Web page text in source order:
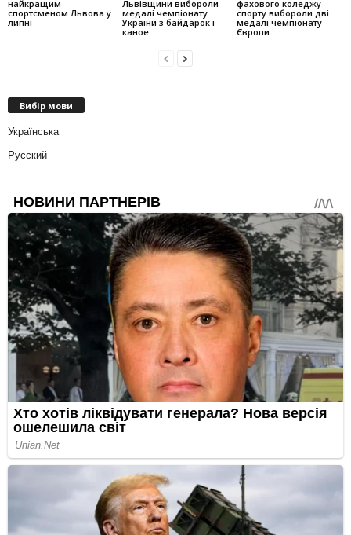
найкращим
спортсменом Львова у
липні
Львівщини вибороли
медалі чемпіонату
України з байдарок і
каное
фахового коледжу
спорту вибороли дві
медалі чемпіонату
Європи
Вибір мови
Українська
Русский